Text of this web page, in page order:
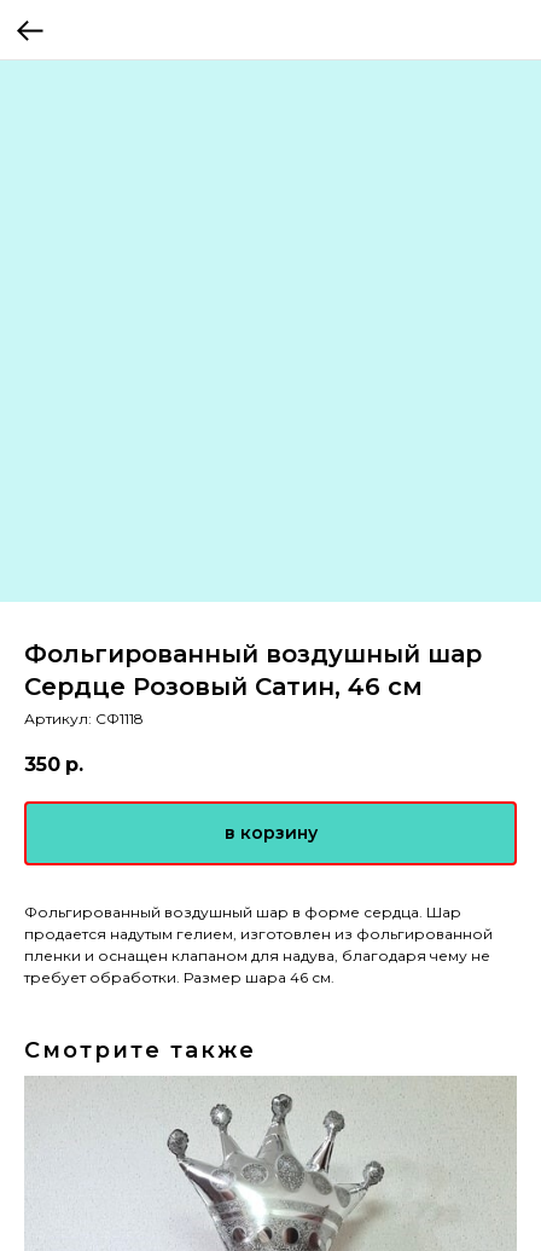
Фольгированный воздушный шар
Сердце Розовый Сатин, 46 см
Артикул: СФ1118
350 р.
в корзину
Фольгированный воздушный шар в форме сердца. Шар
продается надутым гелием, изготовлен из фольгированной
пленки и оснащен клапаном для надува, благодаря чему не
требует обработки. Размер шара 46 см.
Смотрите также